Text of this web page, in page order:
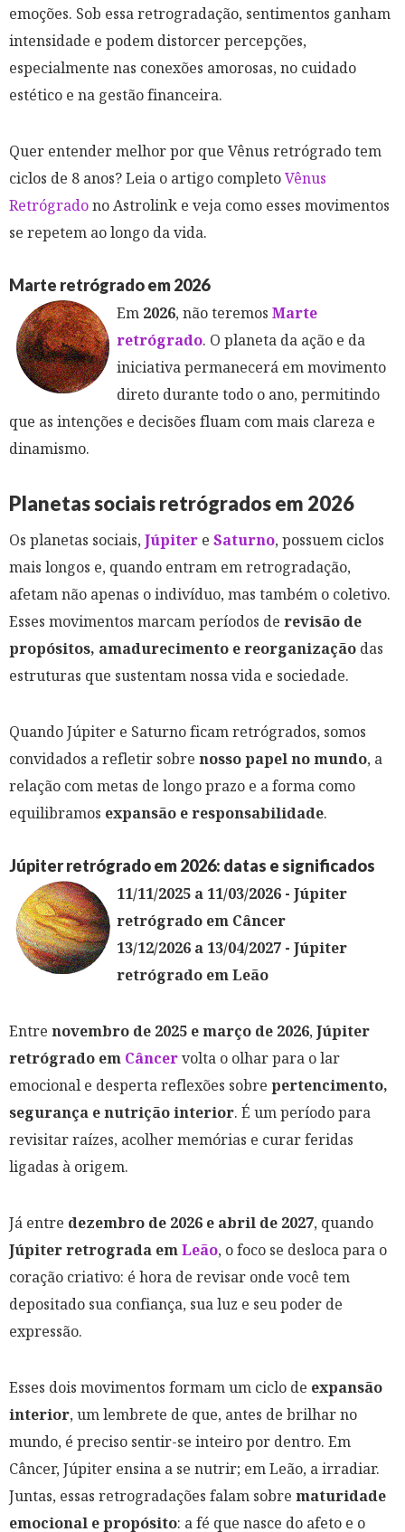
emoções. Sob essa retrogradação, sentimentos ganham
intensidade e podem distorcer percepções,
especialmente nas conexões amorosas, no cuidado
estético e na gestão financeira.
Quer entender melhor por que Vênus retrógrado tem
ciclos de 8 anos? Leia o artigo completoVênus
Retrógradono Astrolink e veja como esses movimentos
se repetem ao longo da vida.
Marte retrógrado em 2026
Em 2026, não teremos Marte
retrógrado. O planeta da ação e da
iniciativa permanecerá em movimento
direto durante todo o ano, permitindo
que as intenções e decisões fluam com mais clareza e
dinamismo.
Planetas sociais retrógrados em 2026
Os planetas sociais,Júpiter e Saturno, possuem ciclos
mais longos e, quando entram em retrogradação,
afetam não apenas o indivíduo, mas também o coletivo.
Esses movimentos marcam períodos de revisão de
propósitos, amadurecimento e reorganização das
estruturas que sustentam nossa vida e sociedade.
Quando Júpiter e Saturno ficam retrógrados, somos
convidados a refletir sobre nosso papel no mundo, a
relação com metas de longo prazo e a forma como
equilibramos expansão e responsabilidade.
Júpiter retrógrado em 2026: datas e significados
11/11/2025 a 11/03/2026 - Júpiter
retrógrado em Câncer
13/12/2026 a 13/04/2027 - Júpiter
retrógrado em Leão
Entre novembro de 2025 e março de 2026,Júpiter
retrógrado em Câncervolta o olhar para o lar
emocional e desperta reflexões sobre pertencimento,
segurança e nutrição interior. É um período para
revisitar raízes, acolher memórias e curar feridas
ligadas à origem.
Já entre dezembro de 2026 e abril de 2027, quando
Júpiter retrograda emLeão, o foco se desloca para o
coração criativo: é hora de revisar onde você tem
depositado sua confiança, sua luz e seu poder de
expressão.
Esses dois movimentos formam um ciclo de expansão
interior, um lembrete de que, antes de brilhar no
mundo, é preciso sentir-se inteiro por dentro. Em
Câncer, Júpiter ensina a se nutrir; em Leão, a irradiar.
Juntas, essas retrogradações falam sobre maturidade
emocional e propósito: a fé que nasce do afeto e o